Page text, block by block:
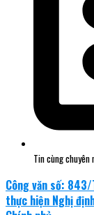
Tin cùng chuyên
Công văn số:
thực hiện Nghị